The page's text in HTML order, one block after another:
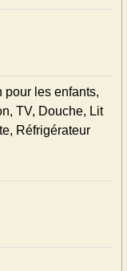
pour les enfants,
TV, Douche, Lit
Réfrigérateur